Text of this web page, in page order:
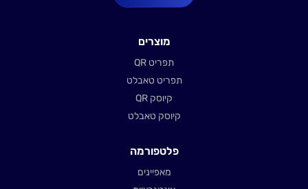
מוצרים
תפריט QR
תפריט טאבלט
קיוסק QR
קיוסק טאבלט
פלטפורמה
מאפיינים